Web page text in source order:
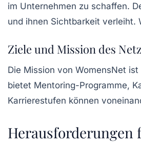
im Unternehmen zu schaffen.
und ihnen Sichtbarkeit verleiht.
Ziele und Mission des
Die Mission von WomensNet
bietet Mentoring-Programme,
Karrierestufen können
Herausforderungen